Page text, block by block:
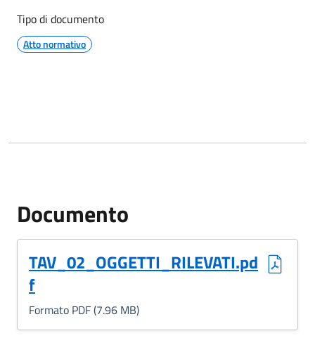
Tipo di documento
Atto normativo
Documento
TAV_02_OGGETTI_RILEVATI.pd
f
(Formato PDF, 7.96 MB)
Formato PDF (7.96 MB)